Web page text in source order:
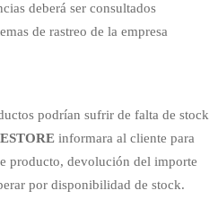
deberá ser consultados
de rastreo de la empresa
podrían sufrir de falta de stock
informara al cliente para
producto, devolución del importe
por disponibilidad de stock.